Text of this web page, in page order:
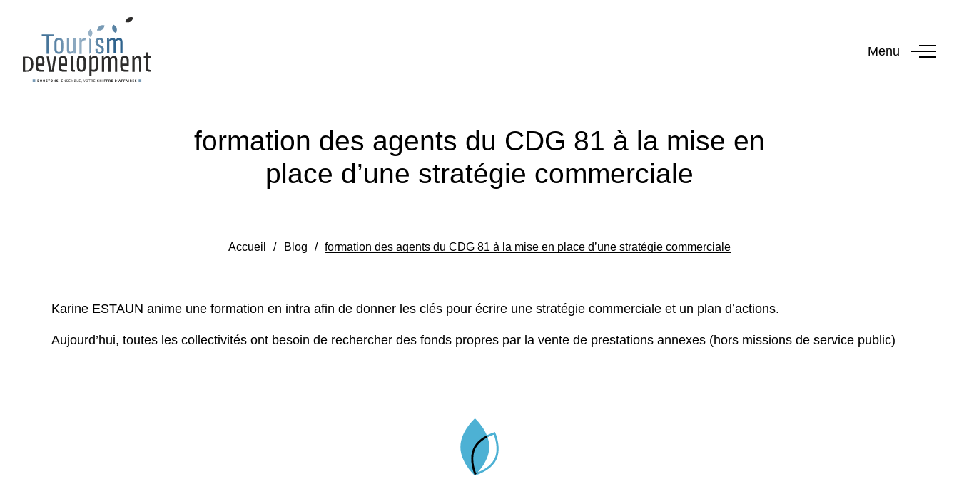
Menu
formation des agents du CDG 81 à la mise en
place d’une stratégie commerciale
Accueil / Blog / formation des agents du CDG 81 à la mise en place d’une stratégie commerciale
Karine ESTAUN anime une formation en intra afin de donner les clés pour écrire une stratégie commerciale et un plan d’actions.
Aujourd’hui, toutes les collectivités ont besoin de rechercher des fonds propres par la vente de prestations annexes (hors missions de service public)